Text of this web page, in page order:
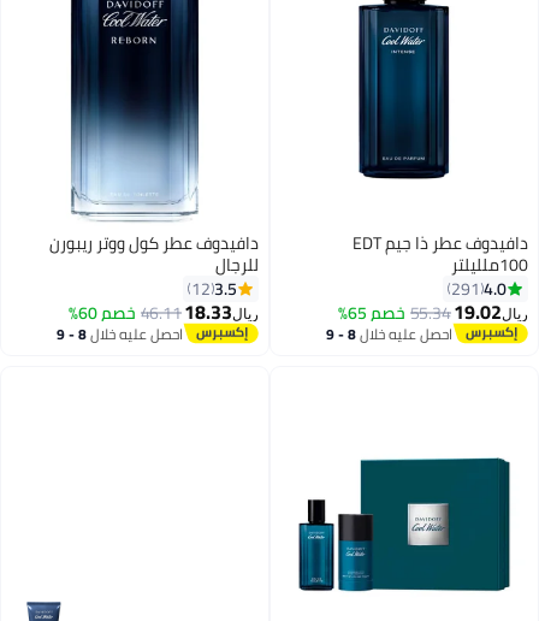
دافيدوف عطر ذا جيم EDT
100ملليلتر
4.0
291
ريال19.02
55.34خصم 65%
احصل عليه خلال 8 - 9
دافيدوف عطر كول ووتر ريبورن
للرجال
3.5
12
ريال18.33
46.11خصم 60%
احصل عليه خلال 8 - 9